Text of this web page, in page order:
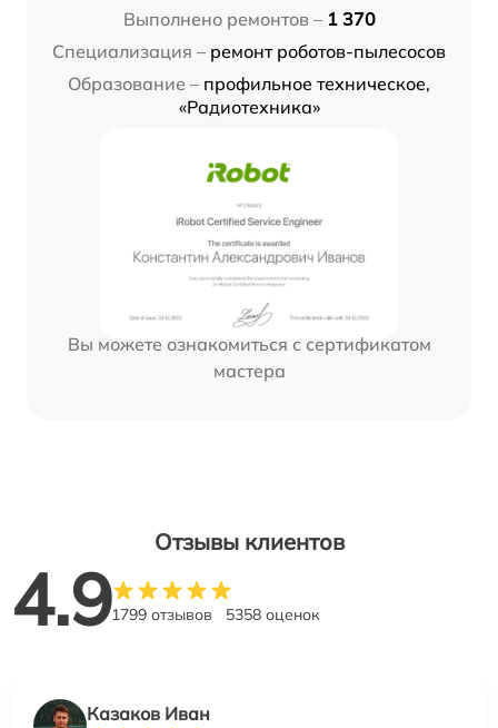
Выполнено ремонтов – 1 370
Специализация – ремонт роботов-пылесосов
Образование – профильное техническое,
«Радиотехника»
Вы можете ознакомиться с сертификатом
мастера
Отзывы клиентов
4.91799 отзывов 5358 оценок
Казаков Иван